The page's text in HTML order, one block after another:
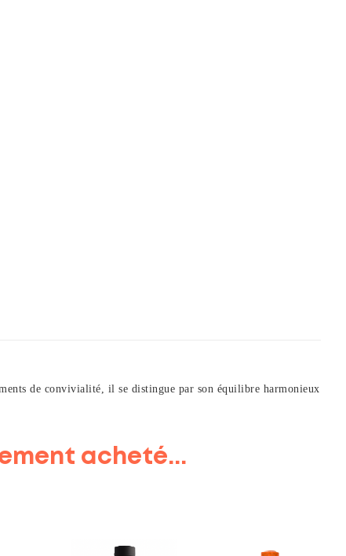
de convivialité, il se distingue par son équilibre harmonieux
acheté...